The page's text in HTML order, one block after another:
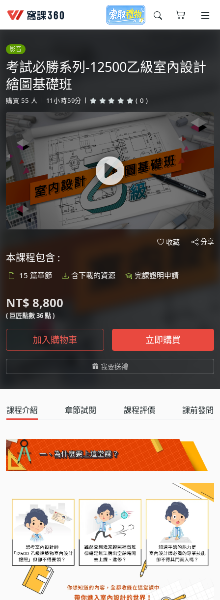
今天想要學什麼?
窩課推薦給您
影音
考試必勝系列-12500乙級室內設計
繪圖基礎班
購買 55 人 11小時59分 ( 0 )
收藏 分享
本課程包含 :
15 篇章節 含下載的資源 完課證明申請
NT$ 8,800
( 巨匠點數 36 點 )
加入購物車 立即購買
我要送禮
課程介紹 章節試閱 課程評價 課前發問